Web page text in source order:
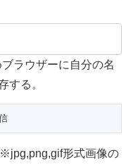
ラウザーに自分の名
する。
※jpg,png,gif形式画像の